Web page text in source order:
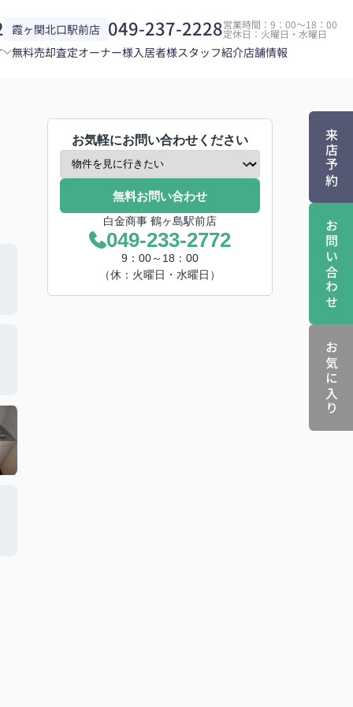
霞ヶ関北口駅前店 049-237-2228営業時間：9：00～18：00
定休日：火曜日・水曜日
無料売却査定オーナー様入居者様スタッフ紹介店舗情報
来店予約
お問い合わせ
お気に入り
お気軽にお問い合わせください
無料お問い合わせ
白金商事 鶴ヶ島駅前店
049-233-2772
9：00～18：00
（休：火曜日・水曜日）